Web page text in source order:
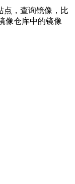
点，查询镜像，比
像仓库中的镜像